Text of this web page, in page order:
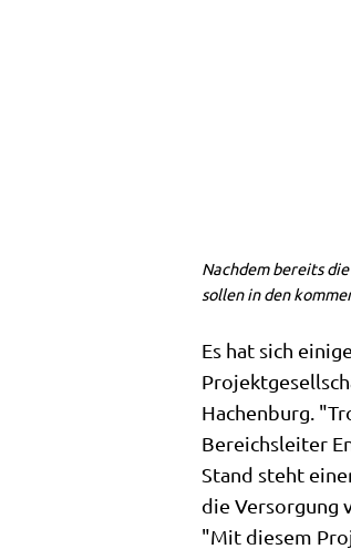
Nachdem bereits
sollen in den
Es hat sich
Hachenburg.
Bereichsleiter
Stand steht
die Versorgung
"Mit diesem